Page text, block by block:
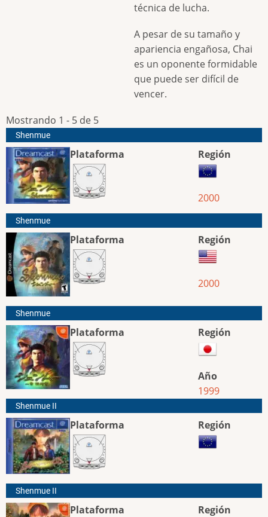
técnica de lucha.
A pesar de su tamaño y
apariencia engañosa, Chai
es un oponente formidable
que puede ser difícil de
vencer.
Mostrando 1 - 5 de 5
Shenmue
Plataforma Región
2000
Shenmue
Plataforma Región
2000
Shenmue
Plataforma Región
Año
1999
Shenmue II
Plataforma Región
Shenmue II
Plataforma Región